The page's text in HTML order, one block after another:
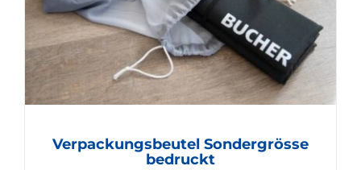
Verpackungsbeutel Sondergrösse
bedruckt